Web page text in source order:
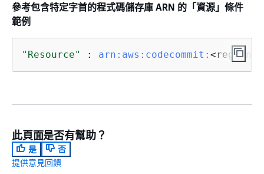
參考包含特定字首的程式碼儲存庫 ARN 的「資源」條件
範例
"Resource" : arn: aws: codecommit: <region>
此頁面是否有幫助？
是
否
提供意見回饋